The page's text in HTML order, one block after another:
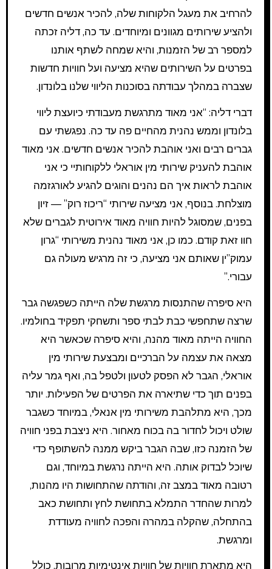
להרחיב את מעגל הלקוחות שלה, להכיר אנשים חדשים
ולהציע שירותים מגוונים ומיוחדים. עד כה, דליה זכתה
למספר רב של הזמנות, והיא שמחה לשתף אותנו
בפרטים על השירותים שהיא מציעה ועל חוויות חדשות
שצברה במהלך עבודתה בסוכנות הליווי שלנו בלונדון.
דברי דליה: “אני מאוד מתרגשת מעבודתי כיועצת ליווי
בלונדון וממש נהנית מהחיים פה עד כה. נפגשתי עם
גברים רבים ואני אוהבת להכיר אנשים חדשים. אני מאוד
אוהבת להעניק שירותי מין אוראלי ללקוחותיי כי אני
אוהבת לראות איך הם נהנים והוגים להגיע לאורגזמה
מוצלחת. בנוסף, אני מציעה שירותי “ריכוז רוק” — זיון
בפנים, שמסוגל להיות חוויה מאוד אירוטית לגברים שלא
חוו זאת קודם. כמו כן, אני מאוד נהנית משירותי “גרון
עמוק”ין שאותם אני מציעה, כי זה מרגיש מעולה גם
עבורי.”
היא סיפרה שהתנסות מרגשת שלה הייתה כשפגשה גבר
שרצה שתחפשי כבת לבתי ספר ותשחקי תפקיד בחולמיו.
החוויה הייתה מאוד מהנה, והיא סיפרה שכאשר היא
מצאה את עצמה על הברכיים ומבצעת שירותי מין
אוראלי, הגבר לא הפסק לטעון ולטפל בה, ואף גמר עליה
בפנים תוך כדי שתיארה את הפרטים של הפעילות. יותר
מכך, היא מתלהבת משירותי מין אנאלי, במיוחד כשגבר
שולט ויכול לחדור בה בכוח מאחור. היא ניצבת בפני חוויה
של הזמנה כזו, שבה הגבר ביקש ממנה להשתופף כדי
שיוכל לבדוק אותה. היא הייתה נרגשת במיוחד, וגם
רטובה מאוד במצב זה, והודתה שהתחושות היו מהנות,
למרות שהחדר התמלא בתחושת לחץ ותחושת כאב
בהתחלה, שהקלה במהרה והפכה לחוויה מעודדת
ומרגשת.
היא מתארת חוויות של חוויות אינטימיות מרובות, כולל